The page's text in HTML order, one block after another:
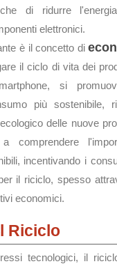
di ridurre
elettronici.
è il concetto di
il ciclo di vita dei
si
più sostenibile,
delle nuove
comprendere
incentivando i
il riciclo, spesso
economici.
Riciclo
tecnologici, il